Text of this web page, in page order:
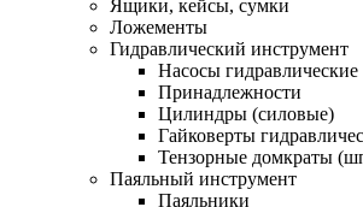
Ящики, кейсы, сумки
Ложементы
Гидравлический инструмент
Насосы гидравлические
Принадлежности
Цилиндры (силовые)
Гайковерты
Тензорные домкраты
Паяльный инструмент
Паяльники